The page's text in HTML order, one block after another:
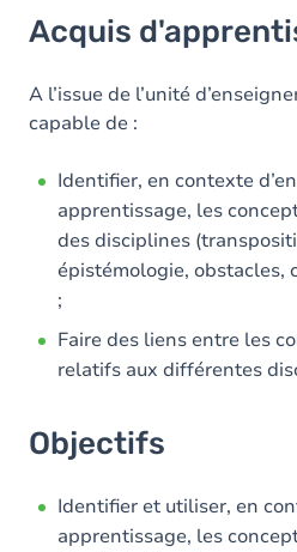
Objectifs
Contenu
Exercices
Acquis
A l’issue de l’unité
capable de :
Identifier, en contexte
apprentissage, les
des disciplines
épistémologie, obstacles,
;
Faire des liens entre les
relatifs aux différentes
Objectifs
Identifier et utiliser, en
apprentissage, les